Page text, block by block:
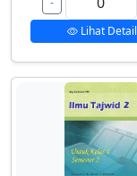
Lihat Detail